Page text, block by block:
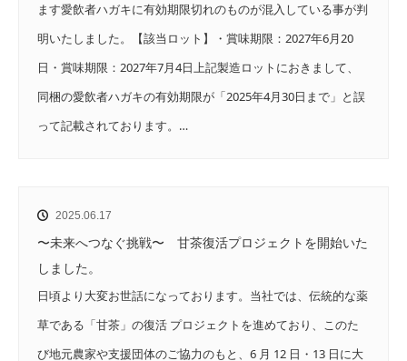
ます愛飲者ハガキに有効期限切れのものが混入している事が判
明いたしました。【該当ロット】・賞味期限：2027年6月20
日・賞味期限：2027年7月4日上記製造ロットにおきまして、
同梱の愛飲者ハガキの有効期限が「2025年4月30日まで」と誤
って記載されております。…
2025.06.17
〜未来へつなぐ挑戦〜 甘茶復活プロジェクトを開始いた
しました。
日頃より大変お世話になっております。当社では、伝統的な薬
草である「甘茶」の復活 プロジェクトを進めており、このた
び地元農家や支援団体のご協力のもと、6 月 12 日・13 日に大